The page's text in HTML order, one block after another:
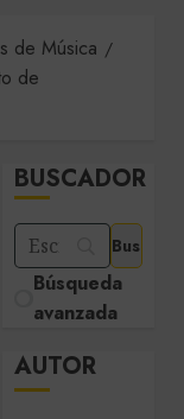
de Música
de
BUSCADOR
Búsqueda
avanzada
AUTOR